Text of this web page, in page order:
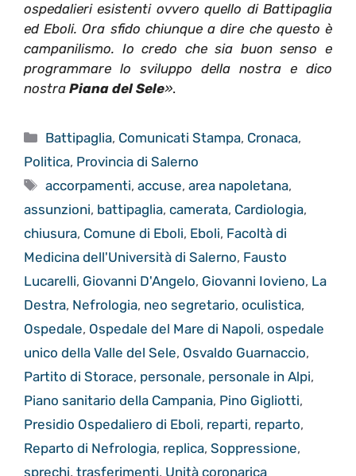
ospedalieri esistenti ovvero quello di Battipaglia
ed Eboli. Ora sfido chiunque a dire che questo è
campanilismo. Io credo che sia buon senso e
programmare lo sviluppo della nostra e dico
nostra Piana del Sele».
Categorie
Battipaglia, Comunicati Stampa, Cronaca,
Politica, Provincia di Salerno
Tag
accorpamenti,accuse,area napoletana,
assunzioni, battipaglia, camerata, Cardiologia,
chiusura, Comune di Eboli, Eboli, Facoltà di
Medicina dell'Università di Salerno, Fausto
Lucarelli, Giovanni D'Angelo, Giovanni Iovieno, La
Destra, Nefrologia, neo segretario, oculistica,
Ospedale, Ospedale del Mare di Napoli, ospedale
unico della Valle del Sele, Osvaldo Guarnaccio,
Partito di Storace, personale, personale in Alpi,
Piano sanitario della Campania, Pino Gigliotti,
Presidio Ospedaliero di Eboli, reparti, reparto,
Reparto di Nefrologia, replica, Soppressione,
sprechi, trasferimenti, Unità coronarica